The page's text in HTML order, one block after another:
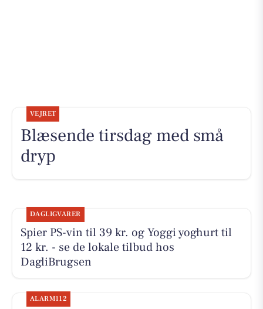
VEJRET
Blæsende tirsdag med små
dryp
DAGLIGVARER
Spier PS-vin til 39 kr. og Yoggi yoghurt til
12 kr. - se de lokale tilbud hos
DagliBrugsen
ALARM112